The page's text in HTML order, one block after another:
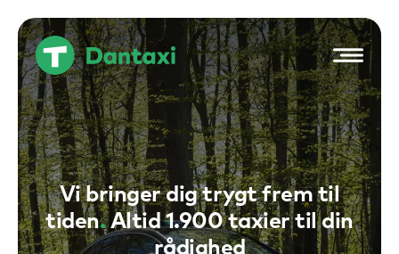
Hop
indholdet
Vi bringer dig trygt frem til
tiden.Altid 1.900 taxier til din
rådighed